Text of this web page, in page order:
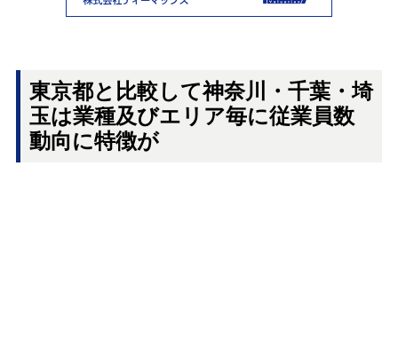
東京都と比較して神奈川・千葉・埼
玉は業種及びエリア毎に従業員数
動向に特徴が